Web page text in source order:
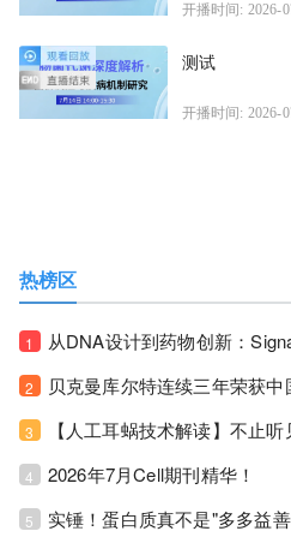
开播时间: 2026-
测试
开播时间: 2026-
热榜区
1
2 贝克曼库尔特连续三年荣获中
3
4 2026年7月Cell期刊精华！
5